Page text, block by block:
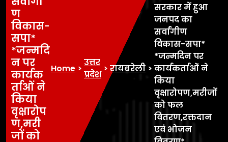
ण
विकास-
सपा*
*जन्मदि
न पर
कार्यक
र्ताओं ने
किया
वृक्षारोप
ण,मरी
जों को
Home >
उत्तर
प्रदेश
> रायबरेली >
सरकार में हुआ
जनपद का
सर्वांगीण
विकास-सपा*
*जन्मदिन पर
कार्यकर्ताओं ने
किया
वृक्षारोपण,मरीजों
को फल
वितरण,रक्तदान
एवं भोजन